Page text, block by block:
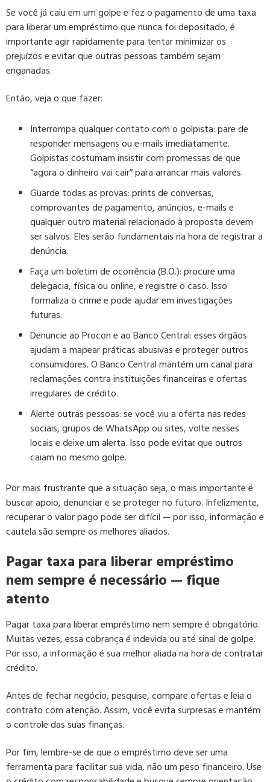
Se você já caiu em um golpe e fez o pagamento de uma taxa
para liberar um empréstimo que nunca foi depositado, é
importante agir rapidamente para tentar minimizar os
prejuízos e evitar que outras pessoas também sejam
enganadas.
Então, veja o que fazer:
Interrompa qualquer contato com o golpista: pare de
responder mensagens ou e-mails imediatamente.
Golpistas costumam insistir com promessas de que
“agora o dinheiro vai cair” para arrancar mais valores.
Guarde todas as provas: prints de conversas,
comprovantes de pagamento, anúncios, e-mails e
qualquer outro material relacionado à proposta devem
ser salvos. Eles serão fundamentais na hora de registrar a
denúncia.
Faça um boletim de ocorrência (B.O.): procure uma
delegacia, física ou online, e registre o caso. Isso
formaliza o crime e pode ajudar em investigações
futuras.
Denuncie ao Procon e ao Banco Central: esses órgãos
ajudam a mapear práticas abusivas e proteger outros
consumidores. O Banco Central mantém um canal para
reclamações contra instituições financeiras e ofertas
irregulares de crédito.
Alerte outras pessoas: se você viu a oferta nas redes
sociais, grupos de WhatsApp ou sites, volte nesses
locais e deixe um alerta. Isso pode evitar que outros
caiam no mesmo golpe.
Por mais frustrante que a situação seja, o mais importante é
buscar apoio, denunciar e se proteger no futuro. Infelizmente,
recuperar o valor pago pode ser difícil — por isso, informação e
cautela são sempre os melhores aliados.
Pagar taxa para liberar empréstimo
nem sempre é necessário — fique
atento
Pagar taxa para liberar empréstimo nem sempre é obrigatório.
Muitas vezes, essa cobrança é indevida ou até sinal de golpe.
Por isso, a informação é sua melhor aliada na hora de contratar
crédito.
Antes de fechar negócio, pesquise, compare ofertas e leia o
contrato com atenção. Assim, você evita surpresas e mantém
o controle das suas finanças.
Por fim, lembre-se de que o empréstimo deve ser uma
ferramenta para facilitar sua vida, não um peso financeiro. Use